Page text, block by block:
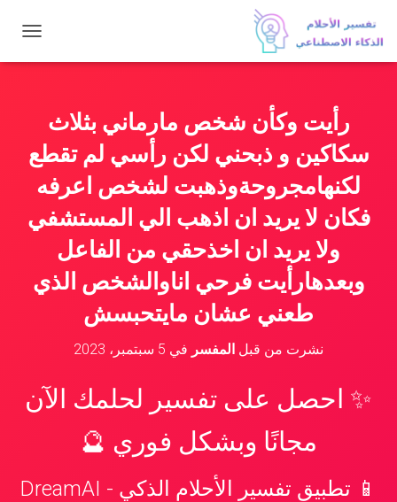
ب
ت
رأيت وكأن شخص مارماني بثلاث
سكاكين و ذبحني لكن رأسي لم تقطع
لكنهامجروحةوذهبت لشخص اعرفه
فكان لا يريد ان اذهب الي المستشفي
ولا يريد ان اخذحقي من الفاعل
وبعدهارأيت فرحي اناوالشخص الذي
طعني عشان مايتحبسش
نشرت من قبل المفسر في 5 سبتمبر، 2023
✨ احصل على تفسير لحلمك الآن
مجانًا وبشكل فوري 🔮
📱 تطبيق تفسير الأحلام الذكي - DreamAI